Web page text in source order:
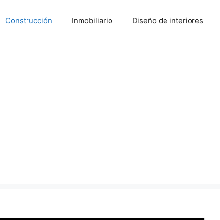
Construcción Inmobiliario Diseño de interiores